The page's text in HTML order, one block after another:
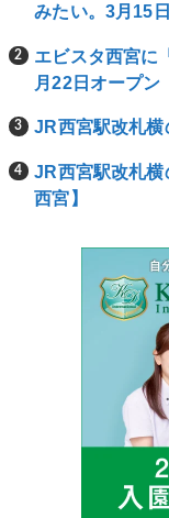
みたい。3月15日
エビスタ西宮に
月22日オープン
JR西宮駅改札
JR西宮駅改札横
西宮】